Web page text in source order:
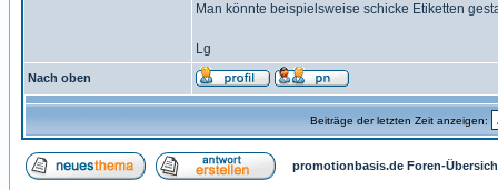
Man könnte beispielsweise schicke Etiketten
Lg
Nach oben
Beiträge der letzten Zeit anzeigen:
promotionbasis.de Foren-